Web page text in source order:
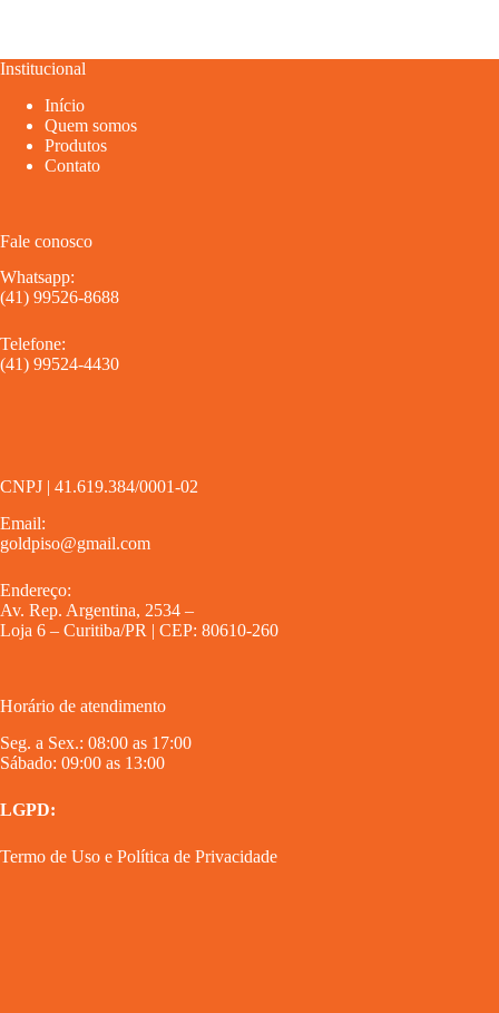
Institucional
Início
Quem somos
Produtos
Contato
Fale conosco
Whatsapp:
(41) 99526-8688
Telefone:
(41) 99524-4430
CNPJ | 41.619.384/0001-02
Email:
goldpiso@gmail.com
Endereço:
Av. Rep. Argentina, 2534 –
Loja 6 – Curitiba/PR | CEP: 80610-260
Horário de atendimento
Seg. a Sex.: 08:00 as 17:00
Sábado: 09:00 as 13:00
LGPD:
Termo de Uso e Política de Privacidade